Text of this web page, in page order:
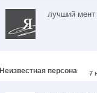
лучший мент
Неизвестная персона 7